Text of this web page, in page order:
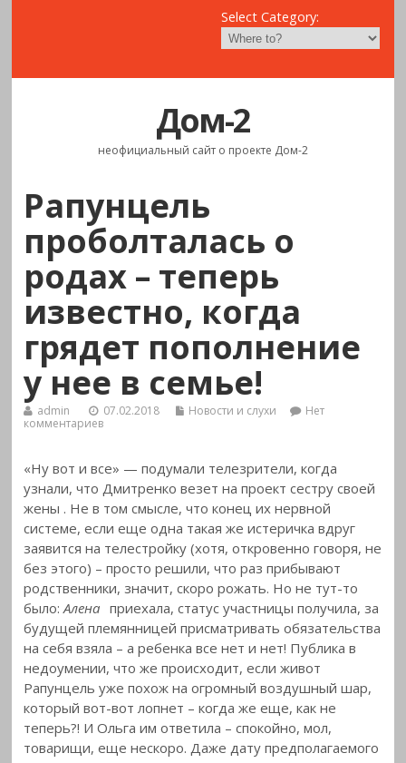
Select Category:
Дом-2
неофициальный сайт о проекте Дом-2
Рапунцель
проболталась о
родах – теперь
известно, когда
грядет пополнение
у нее в семье!
admin 07.02.2018 Новости и слухи
Нет
комментариев
«Ну вот и все» — подумали телезрители, когда
узнали, что Дмитренко везет на проект сестру своей
жены . Не в том смысле, что конец их нервной
системе, если еще одна такая же истеричка вдруг
заявится на телестройку (хотя, откровенно говоря, не
без этого) – просто решили, что раз прибывают
родственники, значит, скоро рожать. Но не тут-то
было:Алена приехала, статус участницы получила, за
будущей племянницей присматривать обязательства
на себя взяла – а ребенка все нет и нет! Публика в
недоумении, что же происходит, если живот
Рапунцель уже похож на огромный воздушный шар,
который вот-вот лопнет – когда же еще, как не
теперь?! И Ольга им ответила – спокойно, мол,
товарищи, еще нескоро. Даже дату предполагаемого